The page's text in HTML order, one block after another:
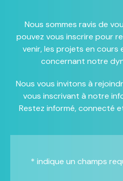
Nous sommes ravis de
pouvez vous inscrire pour
venir, les projets en cours
concernant notre
Nous vous invitons à
vous inscrivant à notre
Restez informé, connecté
* indique un champs